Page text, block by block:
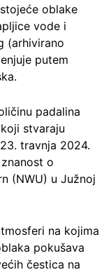
oblake
vode i
(arhivirano
putem
padalina
stvaraju
travnja 2024.
o
(NWU) u Južnoj
na kojima
pokušava
čestica na